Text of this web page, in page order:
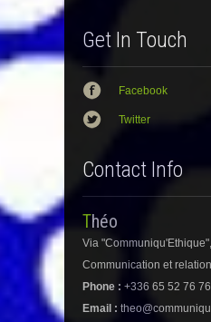
Get In Touch
Facebook
Twitter
Contact Info
Théo
Via
Communication et
Phone : +336 65 52 76 76
Email :